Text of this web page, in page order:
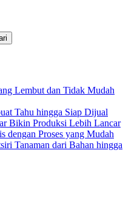
Lembut dan Tidak Mudah
Tahu hingga Siap Dijual
Bikin Produksi Lebih Lancar
dengan Proses yang Mudah
Tanaman dari Bahan hingga